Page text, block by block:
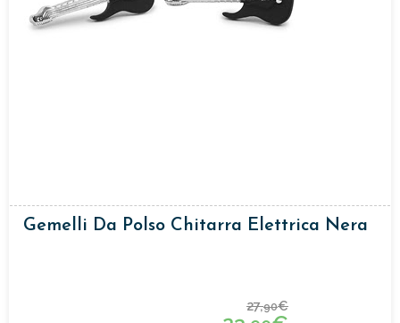
Gemelli Da Polso Chitarra Elettrica Nera
27,90€